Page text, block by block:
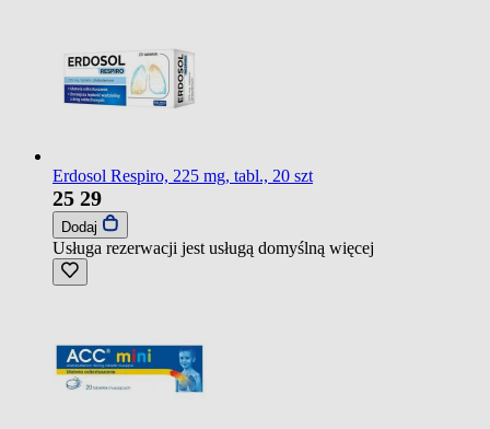
Erdosol Respiro, 225 mg, tabl., 20 szt
25 29
Dodaj
Usługa rezerwacji jest usługą domyślną więcej